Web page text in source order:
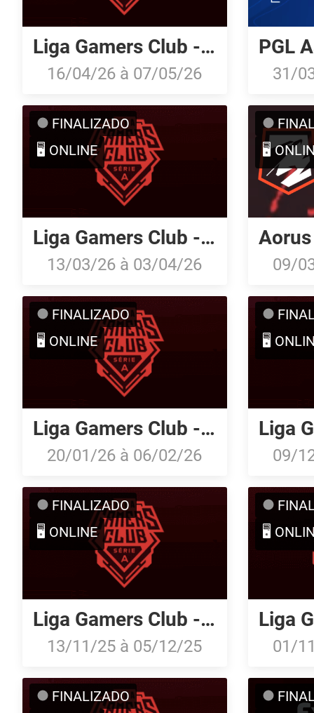
Liga Gamers Club - Série A: Abril/26
16/04/26 à 07/05/26 31/
FINALIZADO
🖥️ ONLINE
Liga Gamers Club - Série A: Março/26
13/03/26 à 03/04/26
🖥️
09/
FINALIZADO
🖥️ ONLINE
Liga Gamers Club - Série A: Janeiro/26
20/01/26 à 06/02/26
🖥️
09/
FINALIZADO
🖥️ ONLINE
Liga Gamers Club - Série A: Novembro/25
13/11/25 à 05/12/25
🖥️
01/
FINALIZADO